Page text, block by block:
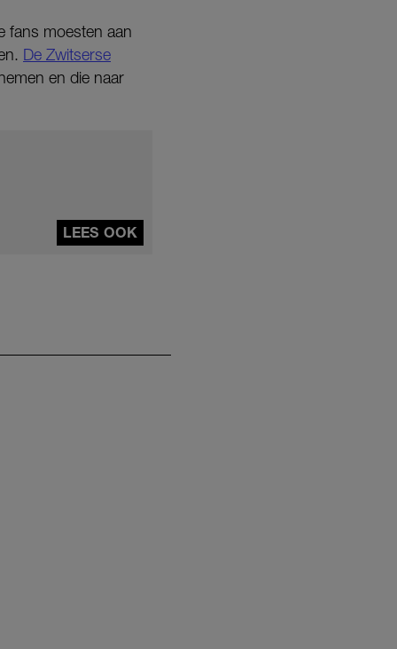
fans moesten aan
De Zwitserse
en die naar
LEES OOK